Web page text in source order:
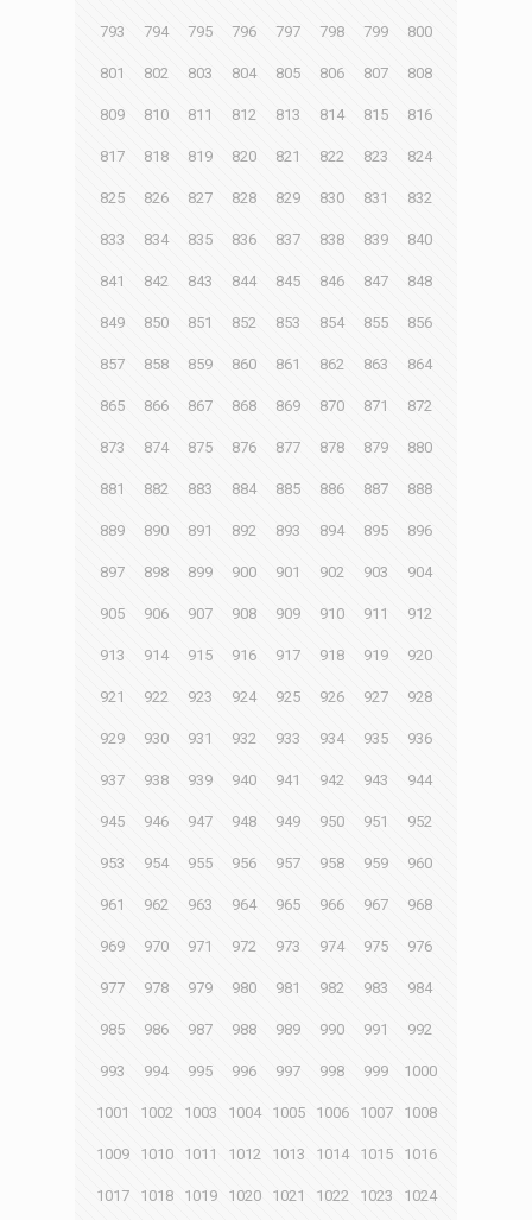
793 794 795 796 797 798 799 800
801 802 803 804 805 806 807 808
809 810 811 812 813 814 815 816
817 818 819 820 821 822 823 824
825 826 827 828 829 830 831 832
833 834 835 836 837 838 839 840
841 842 843 844 845 846 847 848
849 850 851 852 853 854 855 856
857 858 859 860 861 862 863 864
865 866 867 868 869 870 871 872
873 874 875 876 877 878 879 880
881 882 883 884 885 886 887 888
889 890 891 892 893 894 895 896
897 898 899 900 901 902 903 904
905 906 907 908 909 910 911 912
913 914 915 916 917 918 919 920
921 922 923 924 925 926 927 928
929 930 931 932 933 934 935 936
937 938 939 940 941 942 943 944
945 946 947 948 949 950 951 952
953 954 955 956 957 958 959 960
961 962 963 964 965 966 967 968
969 970 971 972 973 974 975 976
977 978 979 980 981 982 983 984
985 986 987 988 989 990 991 992
993 994 995 996 997 998 999 1000
1001 1002 1003 1004 1005 1006 1007 1008
1009 1010 1011 1012 1013 1014 1015 1016
1017 1018 1019 1020 1021 1022 1023 1024